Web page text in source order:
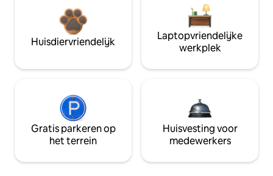
Huisdiervriendelijk
Laptopvriendelijke
werkplek
Gratis parkeren op
het terrein
Huisvesting voor
medewerkers